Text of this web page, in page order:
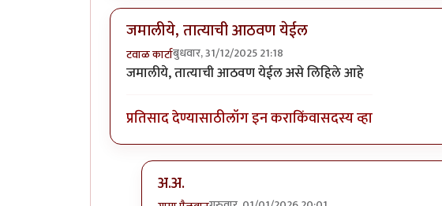
जमालीये, तात्याची आठवण येईल
टवाळ कार्टाबुधवार, 31/12/2025 21:18
जमालीये, तात्याची आठवण येईल असे लिहिले आहे
प्रतिसाद देण्यासाठीलॉग इन कराकिंवासदस्य व्हा
अ.अ.